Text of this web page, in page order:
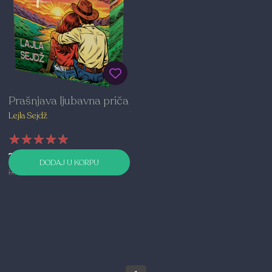
Prašnjava ljubavna priča
Lejla Sejdž
★★★★★
★★★★★
★★★★★
769,00 RSD
1.099,00 RSD
DODAJ U KORPU